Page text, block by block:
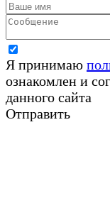
Я принимаю
ознакомлен и
данного сайта
Отправить